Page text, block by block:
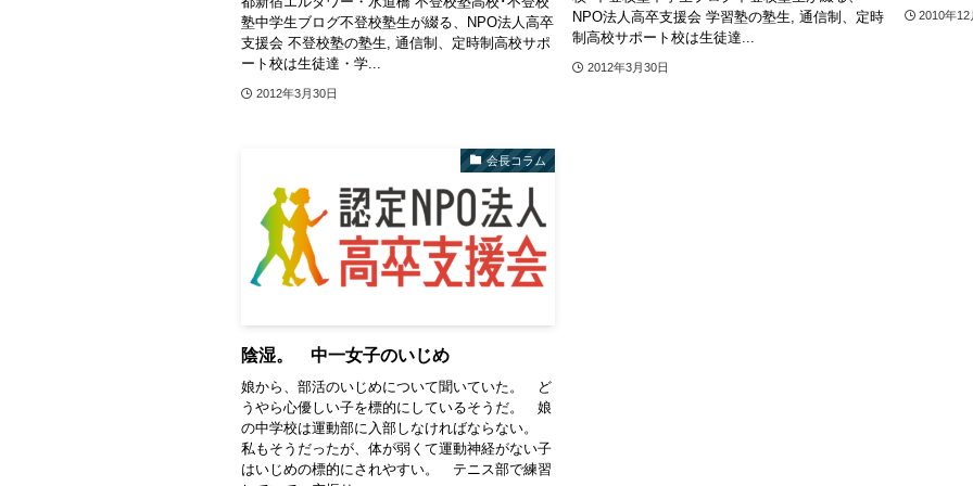
塾中学生ブログ不登校塾生が綴る、NPO法人高卒
支援会 不登校塾の塾生, 通信制、定時制高校サポ
ート校は生徒達・学...
2012年3月30日
NPO法人高卒支援会 学習塾の塾生, 通信制、定時
制高校サポート校は生徒達...
2012年3月30日
2010年12
会長コラム
陰湿。 中一女子のいじめ
娘から、部活のいじめについて聞いていた。 ど
うやら心優しい子を標的にしているそうだ。 娘
の中学校は運動部に入部しなければならない。
私もそうだったが、体が弱くて運動神経がない子
はいじめの標的にされやすい。 テニス部で練習